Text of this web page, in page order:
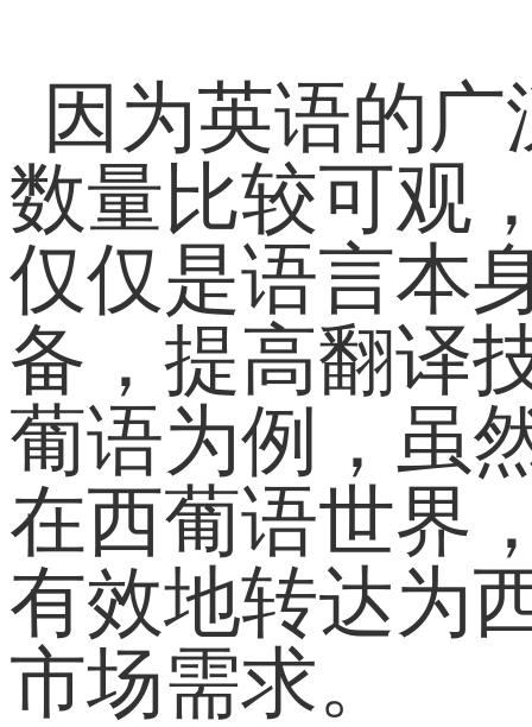
因为英语的
数量比较可观
仅仅是语言本
备，提高翻译
葡语为例，虽
在西葡语世界
有效地转达为
市场需求。